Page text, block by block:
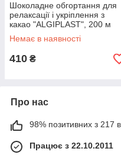
Шоколадне обгортання для
релаксації і укріплення з
какао "ALGIPLAST", 200 м
Немає в наявності
410 ₴
Про нас
98% позитивних з 217
Працює з 22.10.2011